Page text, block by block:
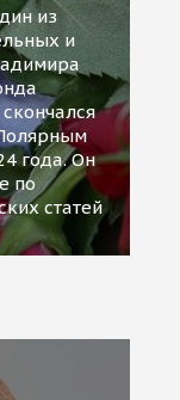
из
и
года. Он
по
статей